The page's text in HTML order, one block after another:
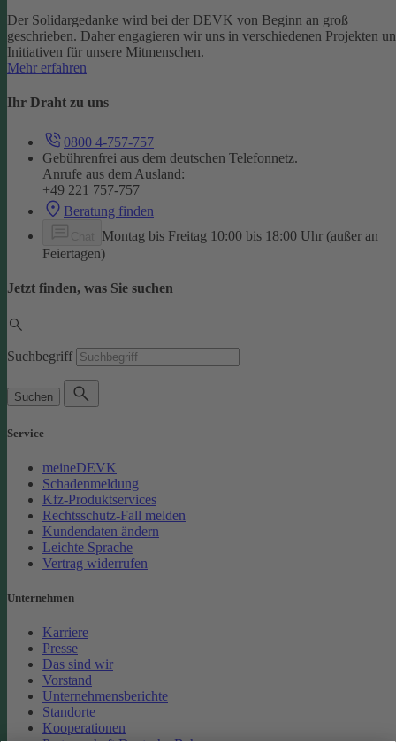
Der Solidargedanke wird bei der DEVK von Beginn an groß
geschrieben. Daher engagieren wir uns in verschiedenen Projekten
Initiativen für unsere Mitmenschen.
Mehr erfahren
Ihr Draht zu uns
0800 4-757-757
Gebührenfrei aus dem deutschen Telefonnetz.
Anrufe aus dem Ausland:
+49 221 757-757
Beratung finden
Montag bis Freitag 10:00 bis 18:00 Uhr (außer an
Feiertagen)
Jetzt finden, was Sie suchen
Suchbegriff
Suchen
Service
meineDEVK
Schadenmeldung
Kfz-Produktservices
Rechtsschutz-Fall melden
Kundendaten ändern
Leichte Sprache
Vertrag widerrufen
Unternehmen
Karriere
Presse
Das sind wir
Vorstand
Unternehmensberichte
Standorte
Kooperationen